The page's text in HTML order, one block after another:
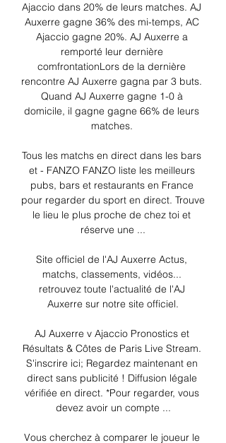
Ajaccio dans 20% de leurs matches. AJ
Auxerre gagne 36% des mi-temps, AC
Ajaccio gagne 20%. AJ Auxerre a
remporté leur dernière
comfrontationLors de la dernière
rencontre AJ Auxerre gagna par 3 buts.
Quand AJ Auxerre gagne 1-0 à
domicile, il gagne gagne 66% de leurs
matches.
Tous les matchs en direct dans les bars
et - FANZO FANZO liste les meilleurs
pubs, bars et restaurants en France
pour regarder du sport en direct. Trouve
le lieu le plus proche de chez toi et
réserve une ...
Site officiel de l'AJ Auxerre Actus,
matchs, classements, vidéos...
retrouvez toute l'actualité de l'AJ
Auxerre sur notre site officiel.
AJ Auxerre v Ajaccio Pronostics et
Résultats & Côtes de Paris Live Stream.
S'inscrire ici; Regardez maintenant en
direct sans publicité ! Diffusion légale
vérifiée en direct. *Pour regarder, vous
devez avoir un compte ...
Vous cherchez à comparer le joueur le